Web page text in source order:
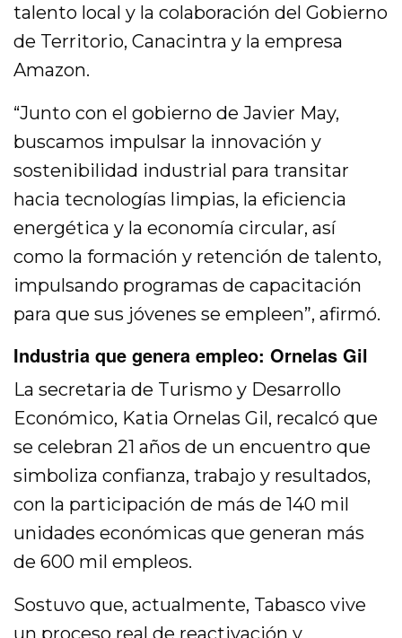
talento local y la colaboración del Gobierno
de Territorio, Canacintra y la empresa
Amazon.
“Junto con el gobierno de Javier May,
buscamos impulsar la innovación y
sostenibilidad industrial para transitar
hacia tecnologías limpias, la eficiencia
energética y la economía circular, así
como la formación y retención de talento,
impulsando programas de capacitación
para que sus jóvenes se empleen”, afirmó.
Industria que genera empleo: Ornelas Gil
La secretaria de Turismo y Desarrollo
Económico, Katia Ornelas Gil, recalcó que
se celebran 21 años de un encuentro que
simboliza confianza, trabajo y resultados,
con la participación de más de 140 mil
unidades económicas que generan más
de 600 mil empleos.
Sostuvo que, actualmente, Tabasco vive
un proceso real de reactivación y